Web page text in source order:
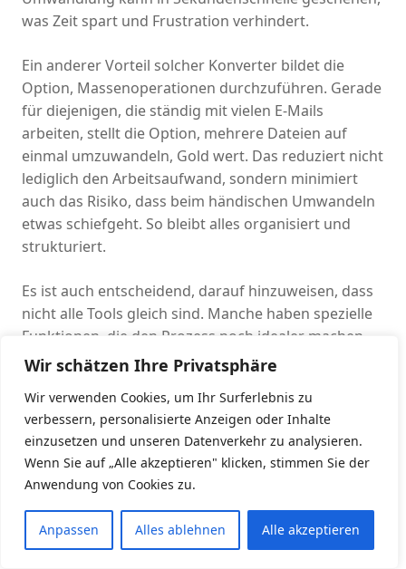
Wir schätzen Ihre Privatsphäre
Wir verwenden Cookies, um Ihr Surferlebnis zu
verbessern, personalisierte Anzeigen oder Inhalte
einzusetzen und unseren Datenverkehr zu analysieren.
Wenn Sie auf „Alle akzeptieren" klicken, stimmen Sie der
Anwendung von Cookies zu.
Anpassen Alles ablehnen Alle akzeptieren
was Zeit spart und Frustration verhindert.
Ein anderer Vorteil solcher Konverter bildet die
Option, Massenoperationen durchzuführen. Gerade
für diejenigen, die ständig mit vielen E-Mails
arbeiten, stellt die Option, mehrere Dateien auf
einmal umzuwandeln, Gold wert. Das reduziert nicht
lediglich den Arbeitsaufwand, sondern minimiert
auch das Risiko, dass beim händischen Umwandeln
etwas schiefgeht. So bleibt alles organisiert und
strukturiert.
Es ist auch entscheidend, darauf hinzuweisen, dass
nicht alle Tools gleich sind. Manche haben spezielle
Funktionen, die den Prozess noch idealer machen.
Dazu zählt beispielsweise die Mittel, Metadaten
beizubehalten oder Anhänge gleich mit zu
übertragen. Das kann besonders hilfreich sein,
wenn prinzipielle Punkte beim Umzug nicht verloren
gehen sollen.
Einige Nutzer berichten von Schwierigkeiten, wenn
es darum geht, die richtige Software zu finden. Der
Markt ist überflutet mit unterschiedlichen